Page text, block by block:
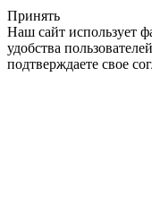
Принять
Наш сайт использует
удобства
подтверждаете свое